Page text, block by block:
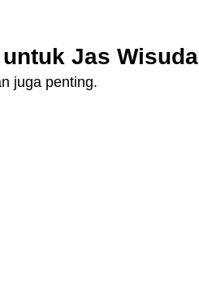
Jas Wisuda
juga penting.